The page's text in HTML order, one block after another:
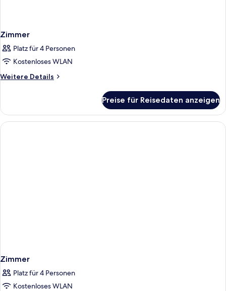
Zimmer
Platz für 4 Personen
Kostenloses WLAN
Weitere Details
Weitere
Preise für Reisedaten anzeigen
Zimmer
Platz für 4 Personen
Kostenloses WLAN